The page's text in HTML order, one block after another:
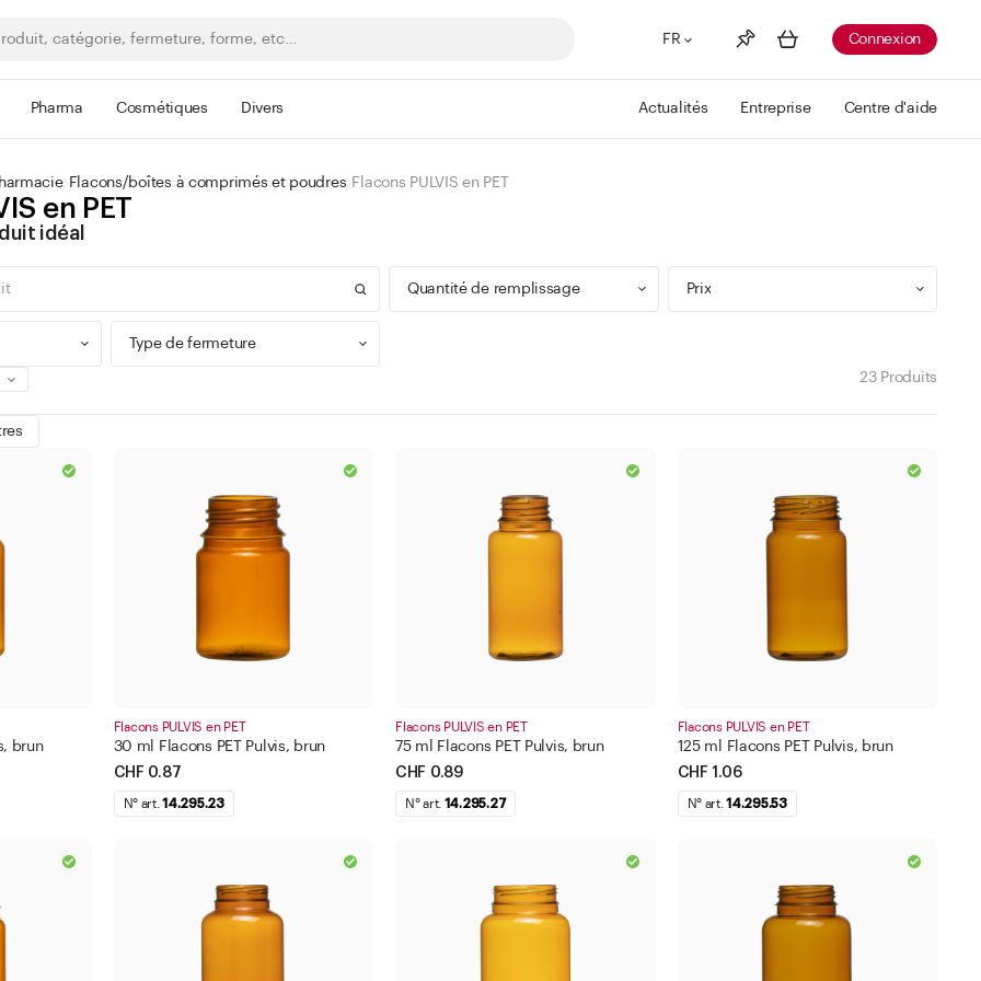
FR
Liste de souhaits Voir plus
Accéder aux listes de souhaits
Connexion
Pharma Cosmétiques Divers Actualités Entreprise Centre d'aide
Flacons/boîtes à comprimés et poudres Flacons PULVIS en PET
en PET
idéal
Quantité de remplissage
0 - 99 ml
500 - 999 ml
Appliquer le filtre
Prix
CHF
Appliquer le filtre
Type de fermeture
Bague plate
23 Produits
brun
Flacons PULVIS en PET
30 ml Flacons PET Pulvis, brun
CHF 0.87
N° art.14.295.23
Flacons PULVIS en PET
75 ml Flacons PET Pulvis, brun
CHF 0.89
N° art. 14.295.27
Flacons PULVIS en PET
125 ml Flacons PET Pulvis, brun
CHF 1.06
N° art.14.295.53